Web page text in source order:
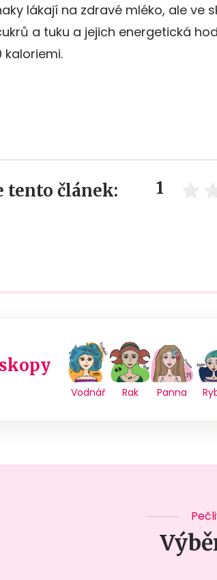
lákají na zdravé mléko, ale ve
a tuku a jejich energetická
kaloriemi.
tento článek: 1
Vodnář Rak Panna